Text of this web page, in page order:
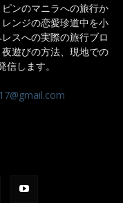
ンのマニラへの旅行か
ンジの恋愛珍道中を小
スへの実際の旅行ブロ
遊びの方法、現地での
します。